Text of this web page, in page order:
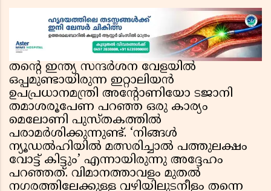
തൻ്റെ ഇന്ത്യ സന്ദർശന വേളയിൽ
ഒപ്പമുണ്ടായിരുന്ന ഇറ്റാലിയൻ
ഉപപ്രധാനമന്ത്രി അൻ്റോണിയോ ടജാനി
തമാശരൂപേണ പറഞ്ഞ ഒരു കാര്യം
മെലോണി പുസ്തകത്തിൽ
പരാമർശിക്കുന്നുണ്ട്. ‘നിങ്ങൾ
ന്യൂഡൽഹിയിൽ മത്സരിച്ചാൽ പത്തുലക്ഷം
വോട്ട് കിട്ടും’ എന്നായിരുന്നു അദ്ദേഹം
പറഞ്ഞത്. വിമാനത്താവളം മുതൽ
നഗരത്തിലേക്കുള്ള വഴിയിലുടനീളം തന്നെ